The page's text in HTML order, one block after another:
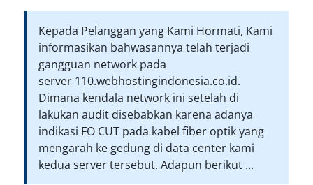
Kepada Pelanggan yang Kami Hormati, Kami
informasikan bahwasannya telah terjadi
gangguan network pada
server 110.webhostingindonesia.co.id.
Dimana kendala network ini setelah di
lakukan audit disebabkan karena adanya
indikasi FO CUT pada kabel fiber optik yang
mengarah ke gedung di data center kami
kedua server tersebut. Adapun berikut ...